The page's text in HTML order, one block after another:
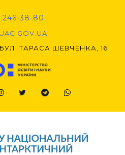
246-38-80
БУЛ. ТАРАСА ШЕВЧЕНКА, 16